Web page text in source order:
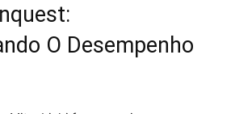
O Desempenho